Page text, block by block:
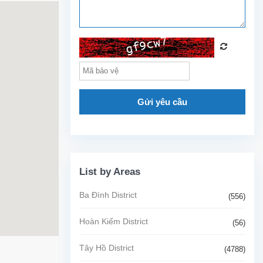
Gửi yêu cầu
List by Areas
Ba Đình District (556)
Hoàn Kiếm District (56)
Tây Hồ District (4788)